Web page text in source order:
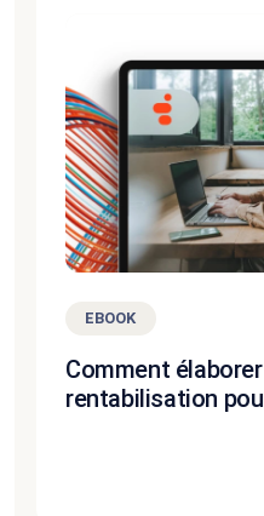
EBOOK
Comment
rentabilisation